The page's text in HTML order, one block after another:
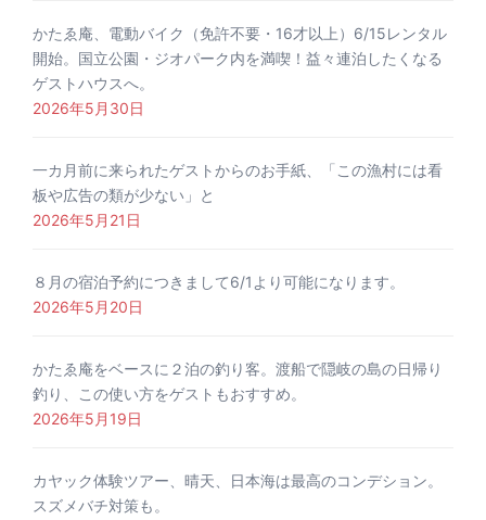
かたゑ庵、電動バイク（免許不要・16才以上）6/15レンタル
開始。国立公園・ジオパーク内を満喫！益々連泊したくなる
ゲストハウスへ。
2026年5月30日
一カ月前に来られたゲストからのお手紙、「この漁村には看
板や広告の類が少ない」と
2026年5月21日
８月の宿泊予約につきまして6/1より可能になります。
2026年5月20日
かたゑ庵をベースに２泊の釣り客。渡船で隠岐の島の日帰り
釣り、この使い方をゲストもおすすめ。
2026年5月19日
カヤック体験ツアー、晴天、日本海は最高のコンデション。
スズメバチ対策も。